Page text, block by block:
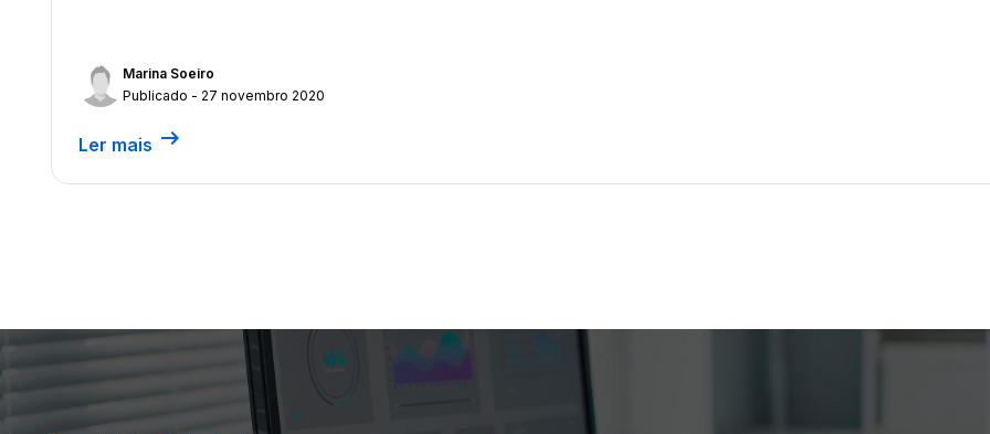
Marina Soeiro
Publicado - 27 novembro 2020
Ler mais arrow_right_alt